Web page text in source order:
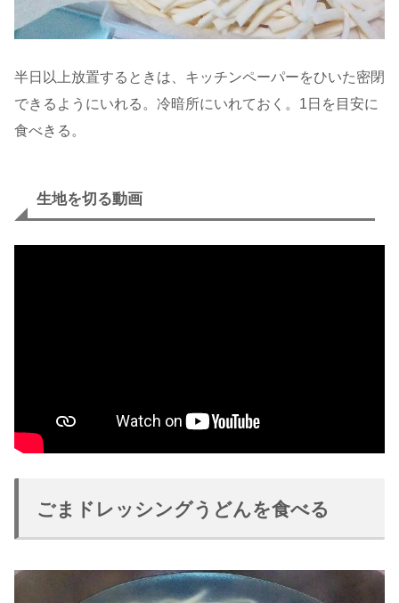
半日以上放置するときは、キッチンペーパーをひいた密閉
できるようにいれる。冷暗所にいれておく。1日を目安に
食べきる。
生地を切る動画
ごまドレッシングうどんを食べる